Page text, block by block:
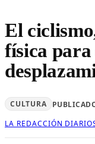
El
física
CULTURA
LA REDACCIÓN